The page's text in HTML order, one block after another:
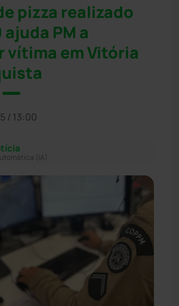
pizza realizado
PM a
vítima em Vitória
/ 13:00
(IA)